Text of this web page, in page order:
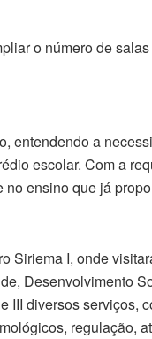
o número de
entendendo a
escolar. Com a
ensino que já
Siriema I, onde
Desenvolvimento
III diversos serviços,
regulação,